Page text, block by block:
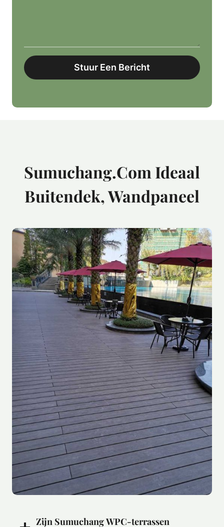
Stuur Een Bericht
Sumuchang.com Ideaal
Buitendek, Wandpaneel
Zijn Sumuchang WPC-terrassen